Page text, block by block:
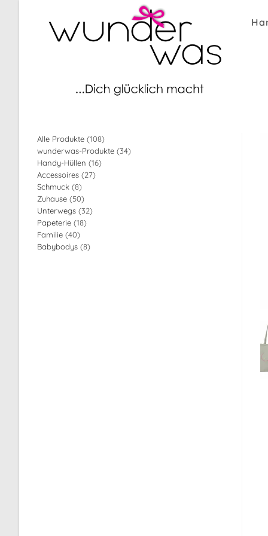
Alle Produkte 108108
Produkte
wunderwas-Produkte 3434
Handy-Hüllen 1616
Accessoires 2727
Schmuck 88
Produkte
Zuhause 5050
Produkte
Unterwegs 3232
Papeterie 1818
Familie 4040
Produkte
Babybodys 88